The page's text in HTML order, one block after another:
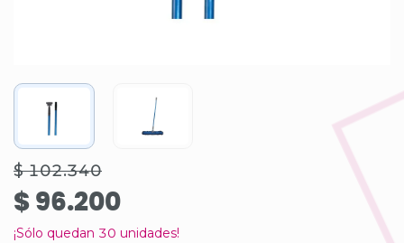
¡Sólo quedan 30 unidades!
$ 102.340
$ 96.200